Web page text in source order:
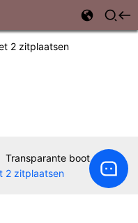
Transparante boot
2 zitplaatsen